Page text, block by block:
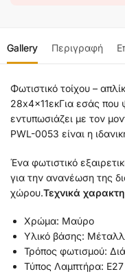
Gallery Περιγραφή
Φωτιστικό τοίχου –
28x4x11εκΓια εσάς που
εντυπωσιάζει με τον
PWL-0053 είναι η
Ένα φωτιστικό
για την ανανέωση της
χώρου.Τεχνικά
Χρώμα: Μαύρο
Υλικό βάσης:
Τρόπος φωτισμού:
Τύπος Λαμπτήρα: